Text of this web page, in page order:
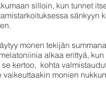
silloin, kun tunnet
sänkyyn
monen tekijän
alkaa erittyä,
kertoo, kohta
monien